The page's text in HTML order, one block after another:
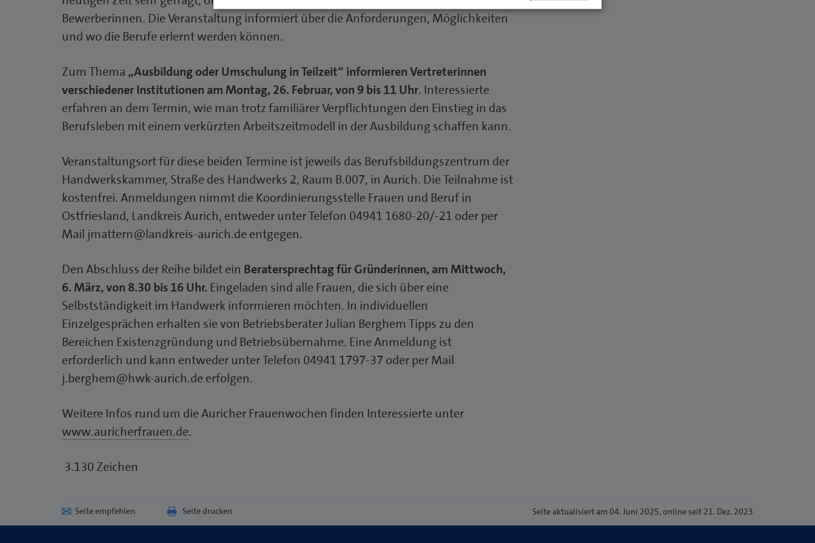
Bewerberinnen. Die Veranstaltung informiert über die Anforderungen, Möglichkeiten
und wo die Berufe erlernt werden können.
Zum Thema „Ausbildung oder Umschulung in Teilzeit“ informieren Vertreterinnen
verschiedener Institutionen am Montag, 26. Februar, von 9 bis 11 Uhr. Interessierte
erfahren an dem Termin, wie man trotz familiärer Verpflichtungen den Einstieg in das
Berufsleben mit einem verkürzten Arbeitszeitmodell in der Ausbildung schaffen kann.
Veranstaltungsort für diese beiden Termine ist jeweils das Berufsbildungszentrum der
Handwerkskammer, Straße des Handwerks 2, Raum B.007, in Aurich. Die Teilnahme ist
kostenfrei. Anmeldungen nimmt die Koordinierungsstelle Frauen und Beruf in
Ostfriesland, Landkreis Aurich, entweder unter Telefon 04941 1680-20/-21 oder per
Mail jmattern@landkreis-aurich.de entgegen.
Den Abschluss der Reihe bildet ein Beratersprechtag für Gründerinnen, am Mittwoch,
6. März, von 8.30 bis 16 Uhr. Eingeladen sind alle Frauen, die sich über eine
Selbstständigkeit im Handwerk informieren möchten. In individuellen
Einzelgesprächen erhalten sie von Betriebsberater Julian Berghem Tipps zu den
Bereichen Existenzgründung und Betriebsübernahme. Eine Anmeldung ist
erforderlich und kann entweder unter Telefon 04941 1797-37 oder per Mail
j.berghem@hwk-aurich.de erfolgen.
Weitere Infos rund um die Auricher Frauenwochen finden Interessierte unter
www.auricherfrauen.de.
3.130 Zeichen
Seite empfehlen Seite drucken Seiteaktualisiert am 04. Juni 2025, online seit 21. Dez. 2023